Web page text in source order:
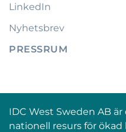
LinkedIn
Nyhetsbrev
PRESSRUM
IDC West Sweden AB
nationell resurs för